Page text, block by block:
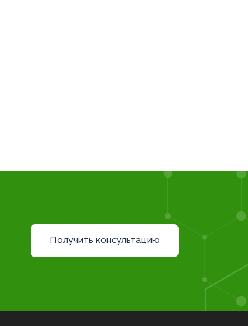
Получить консультацию